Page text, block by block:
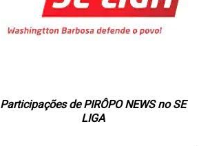
Participações de PIRÔPO NEWS no SE
LIGA